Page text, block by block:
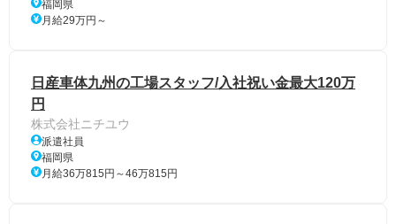
福岡県
月給29万円～
日産車体九州の工場スタッフ/入社祝い金最大120万
円
株式会社ニチユウ
派遣社員
福岡県
月給36万815円～46万815円